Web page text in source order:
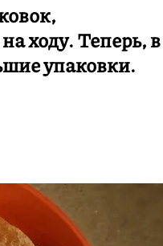
ходу. Теперь, в
упаковки.